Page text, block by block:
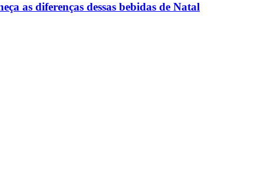
as diferenças dessas bebidas de Natal